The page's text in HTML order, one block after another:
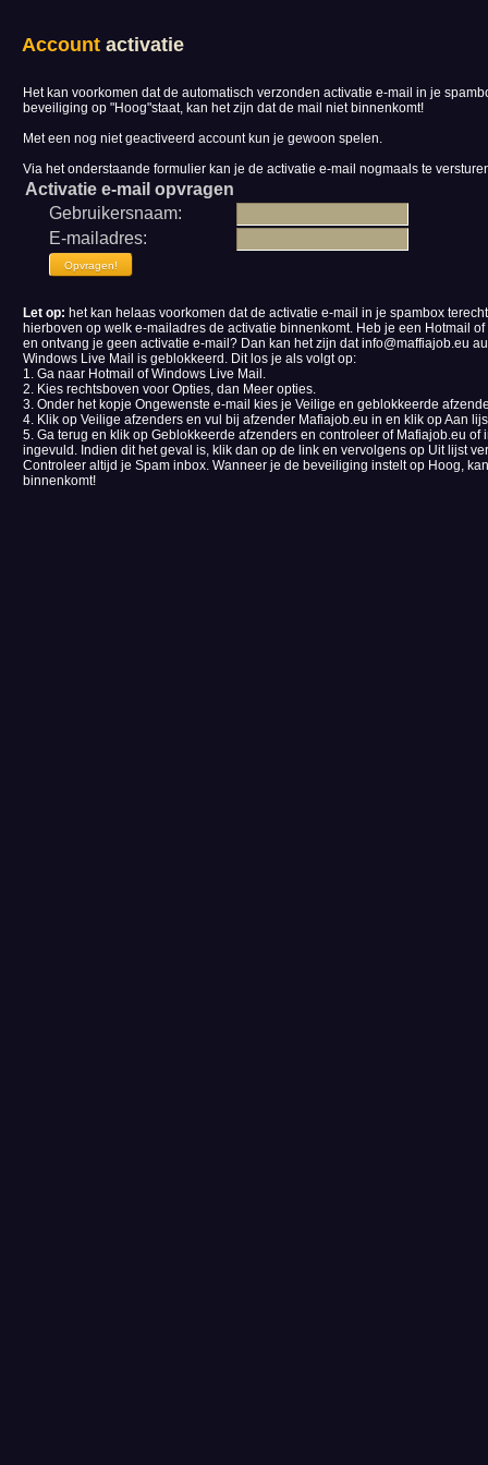
Account activatie
Het kan voorkomen dat de automatisch verzonden activatie e-mail in je
beveiliging op "Hoog"staat, kan het zijn dat de mail niet binnenkomt!
Met een nog niet geactiveerd account kun je gewoon spelen.
Via het onderstaande formulier kan je de activatie e-mail nogmaals te
Activatie e-mail opvragen
Gebruikersnaam:
E-mailadres:
Let op: het kan helaas voorkomen dat de activatie e-mail in je spambox
hierboven op welk e-mailadres de activatie binnenkomt. Heb je een Hotmail
en ontvang je geen activatie e-mail? Dan kan het zijn dat info@maffiajob.eu
Windows Live Mail is geblokkeerd. Dit los je als volgt op:
1. Ga naar Hotmail of Windows Live Mail.
2. Kies rechtsboven voor Opties, dan Meer opties.
3. Onder het kopje Ongewenste e-mail kies je Veilige en geblokkeerde
4. Klik op Veilige afzenders en vul bij afzender Mafiajob.eu in en klik op Aan
5. Ga terug en klik op Geblokkeerde afzenders en controleer of Mafiajob.eu of
ingevuld. Indien dit het geval is, klik dan op de link en vervolgens op Uit lijst
Controleer altijd je Spam inbox. Wanneer je de beveiliging instelt op Hoog,
binnenkomt!